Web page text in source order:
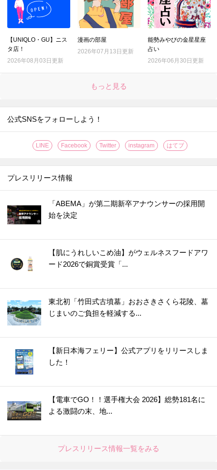
【UNIQLO・GU】ニス
タ店！
2026年08月03日更新
漫画の部屋
2026年07月13日更新
能勢みやびの金星星座
占い
2026年06月30日更新
もっと見る
公式SNSをフォローしよう！
LINE Facebook Twitter instagram はてブ
プレスリリース情報
「ABEMA」が第二期新卒アナウンサーの採用開
始を決定
【肌にうれしいこめ油】がウェルネスフードアワ
ード2026で銅賞受賞「...
東北初「竹田式古墳墓」おおさきさくら花陵、墓
じまいのご負担を軽減する...
【新日本海フェリー】公式アプリをリリースしま
した！
【電車でGO！！選手権大会 2026】総勢181名に
よる激闘の末、地...
プレスリリース情報一覧をみる